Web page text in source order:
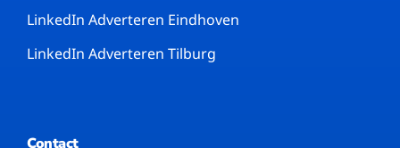
LinkedIn Adverteren Eindhoven
LinkedIn Adverteren Tilburg
Contact